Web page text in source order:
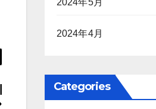
2024年5月
2024年4月
Categories